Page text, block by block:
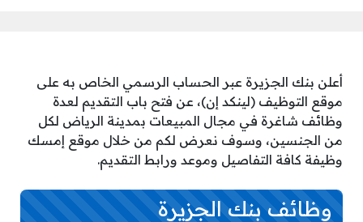
أعلن بنك الجزيرة عبر الحساب الرسمي الخاص به على
موقع التوظيف (لينكد إن)، عن فتح باب التقديم لعدة
وظائف شاغرة في مجال المبيعات بمدينة الرياض لكل
من الجنسين، وسوف نعرض لكم من خلال موقع إمسك
وظيفة كافة التفاصيل وموعد ورابط التقديم.
وظائف بنك الجزيرة